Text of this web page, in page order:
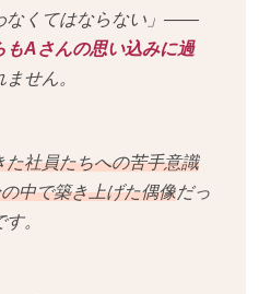
なくてはならない」——
もAさんの思い込みに過
せん。
た社員たちへの苦手意識
中で築き上げた偶像だっ
。